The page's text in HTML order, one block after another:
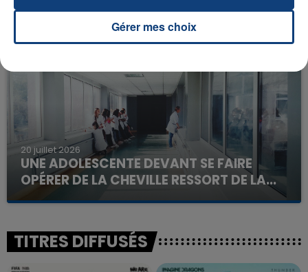
SON BÉBÉ ENTRE LA VIE ET LA...
Un homme s'est immolé par le feu après avoir
aspergé sa compagne et leur bébé de trois mois
20 juillet 2026
UNE ADOLESCENTE DEVANT SE FAIRE
OPÉRER DE LA CHEVILLE RESSORT DE LA...
La famille a porté plainte contre la clinique qui a
excuses.
TITRES DIFFUSÉS
Gérer mes choix